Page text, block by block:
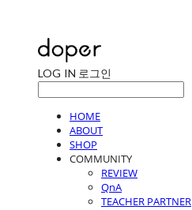
LOG IN 로그인
HOME
ABOUT
SHOP
COMMUNITY
REVIEW
QnA
TEACHER PARTNER